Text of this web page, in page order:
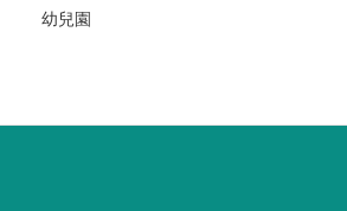
幼兒園